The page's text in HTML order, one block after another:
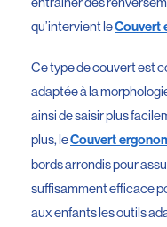
qu’intervient leCouvert
Ce type de couvert est
adaptée à la
ainsi de saisir plus
plus, leCouvert
bords arrondis pour
suffisamment efficace
aux enfants les outils